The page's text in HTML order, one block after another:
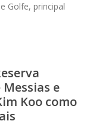
Golfe, principal
e
Koo como